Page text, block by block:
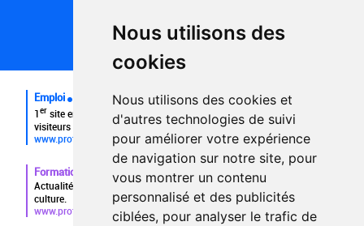
Nous utilisons des
cookies
Nous utilisons des cookies et
d'autres technologies de suivi
pour améliorer votre expérience
de navigation sur notre site, pour
vous montrer un contenu
personnalisé et des publicités
ciblées, pour analyser le trafic de
Plan du site
FAQ recruteurs
FAQ
Emploi
1er site emploi du secteur culturel 784.000 visites et 230.000
visiteurs uniques par mois.
www.profilculture.com
Formation
Actualités, guide et annuaire des formations aux métiers de la
culture.
www.profilculture-formation.com